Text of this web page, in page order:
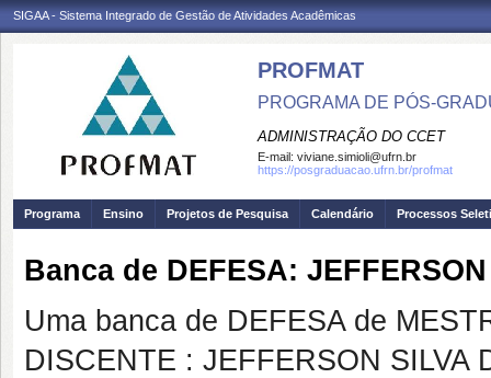
SIGAA - Sistema Integrado de Gestão de Atividades Acadêmicas
PROFMAT
PROGRAMA DE PÓS-
ADMINISTRAÇÃO DO CCET
E-mail: viviane.simioli@ufrn.br
https://posgraduacao.ufrn.br/profmat
Programa Ensino Projetos de Pesquisa Calendário Processos
Banca de DEFESA:
Uma banca de DEFESA de
DISCENTE : JEFFERSON SILVA